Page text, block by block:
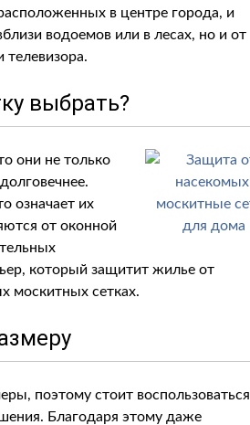
в центре города, и
водоемов или в лесах, но и от
телевизора.
выбрать?
они не только
означает их
от оконной
который защитит жилье от
москитных сетках.
поэтому стоит воспользоваться
Благодаря этому даже